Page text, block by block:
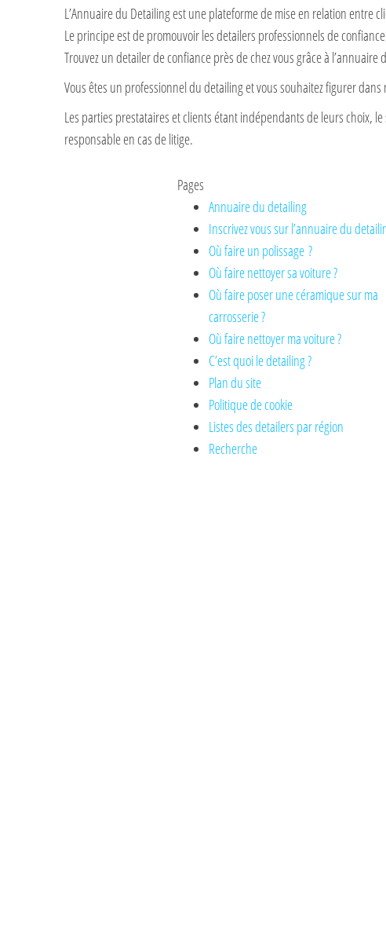
L’Annuaire du Detailing est une plateforme de mise en relation
Le principe est de promouvoir les detailers professionnels de
Trouvez un detailer de confiance près de chez vous grâce à l’annuaire
Vous êtes un professionnel du detailing et vous souhaitez figurer
Les parties prestataires et clients étant indépendants de leurs
responsable en cas de litige.
Pages
Annuaire du detailing
Inscrivez vous sur l’annuaire du
Où faire un polissage ?
Où faire nettoyer sa voiture ?
Où faire poser une céramique sur ma
carrosserie ?
Où faire nettoyer ma voiture ?
C’est quoi le detailing ?
Plan du site
Politique de cookie
Listes des detailers par région
Recherche